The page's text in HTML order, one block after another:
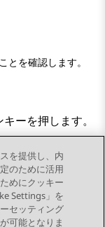
とを確認します。
ーを押します。
アウトになると、
を提供し、内
のために活用
めにクッキー
Settings」を
セッティング
可能となりま